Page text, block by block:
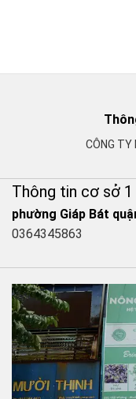
CÔNG TY
Thông tin cơ sở 1
phường Giáp Bát
0364345863